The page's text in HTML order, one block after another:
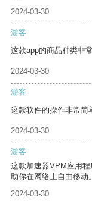
2024-03-30
游客
这款app的商品种类非
2024-03-30
游客
这款软件的操作非常简
2024-03-30
游客
这款加速器VPM应用
助你在网络上自由移动。
2024-03-30